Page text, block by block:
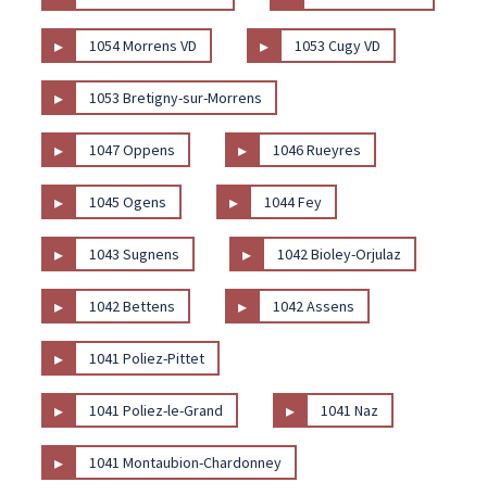
▸ 1054 Morrens VD ▸ 1053 Cugy VD
▸ 1053 Bretigny-sur-Morrens
▸ 1047 Oppens ▸ 1046 Rueyres
▸ 1045 Ogens ▸ 1044 Fey
▸ 1043 Sugnens ▸ 1042 Bioley-Orjulaz
▸ 1042 Bettens ▸ 1042 Assens
▸ 1041 Poliez-Pittet
▸ 1041 Poliez-le-Grand ▸ 1041 Naz
▸ 1041 Montaubion-Chardonney